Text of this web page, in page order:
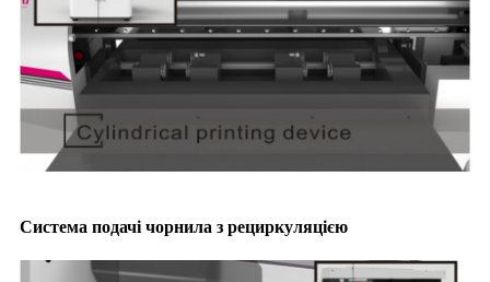
Система подачі чорнила з рециркуляцією